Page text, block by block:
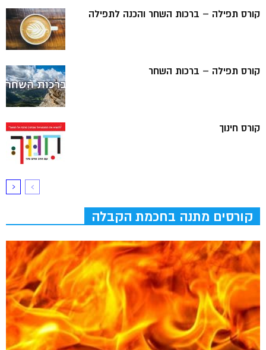
קורס תפילה – ברכות השחר והכנה לתפילה
קורס תפילה – ברכות השחר
קורס חינוך
קורסים מתנה בחכמת הקבלה